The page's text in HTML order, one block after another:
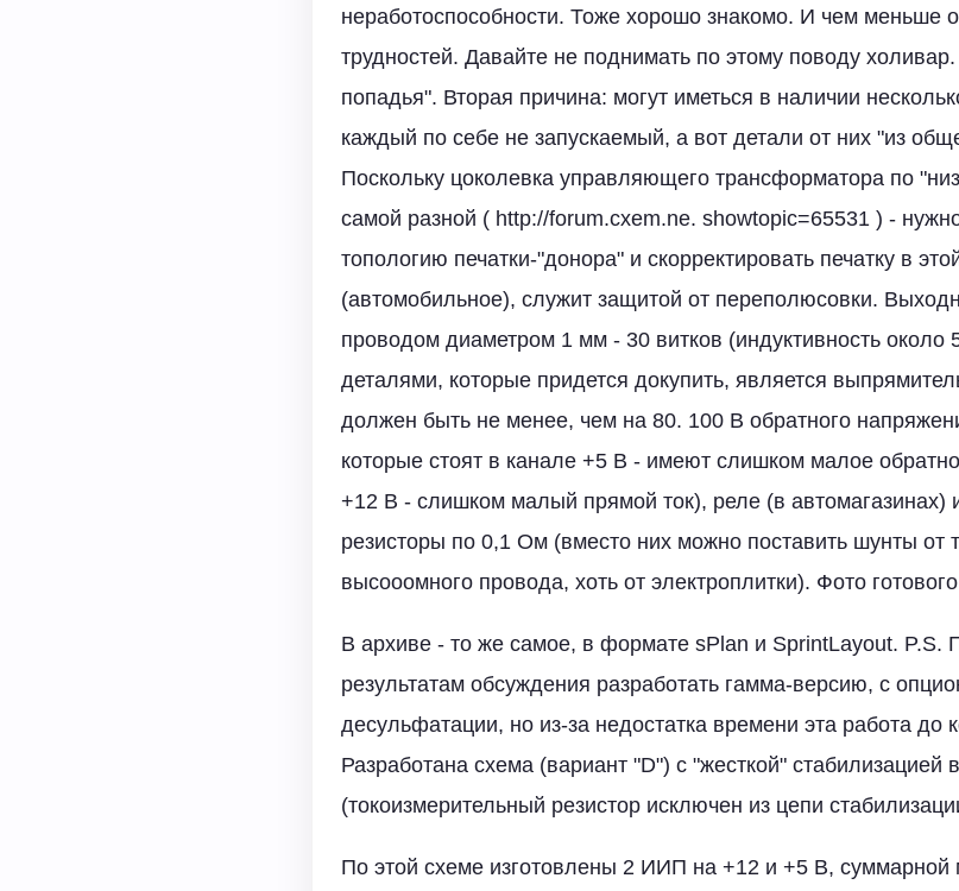
неработоспособности. Тоже хорошо знакомо. И чем меньше
трудностей. Давайте не поднимать по этому поводу
попадья". Вторая причина: могут иметься в наличии
каждый по себе не запускаемый, а вот детали от них "из
Поскольку цоколевка управляющего трансформатора по
самой разной ( http://forum.cxem.ne. showtopic=65531 ) -
топологию печатки-"донора" и скорректировать печатку в
(автомобильное), служит защитой от переполюсовки.
проводом диаметром 1 мм - 30 витков (индуктивность
деталями, которые придется докупить, является
должен быть не менее, чем на 80. 100 В обратного
которые стоят в канале +5 В - имеют слишком малое
+12 В - слишком малый прямой ток), реле (в автомагазинах)
резисторы по 0,1 Ом (вместо них можно поставить шунты от
высооомного провода, хоть от электроплитки). Фото
В архиве - то же самое, в формате sPlan и SprintLayout. P.S.
результатам обсуждения разработать гамма-версию, с
десульфатации, но из-за недостатка времени эта работа до
Разработана схема (вариант "D") с "жесткой" стабилизацией
(токоизмерительный резистор исключен из цепи
По этой схеме изготовлены 2 ИИП на +12 и +5 В,